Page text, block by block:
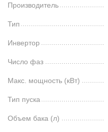
Производитель
Тип
Инвертор
Число фаз
Макс. мощность (кВт)
Тип пуска
Объем бака (л)